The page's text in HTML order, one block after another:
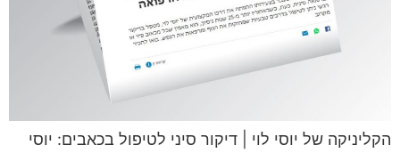
הקליניקה של יוסי לוי | דיקור סיני לטיפול בכאבים: יוסי